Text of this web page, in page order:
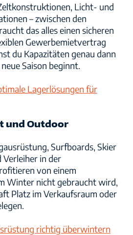
Licht- und
– zwischen den
das alles einen sicheren
Gewerbemietvertrag
du Kapazitäten genau dann
Saison beginnt.
Lagerlösungen für
und Outdoor
Surfboards, Skier
Verleiher in der
von einem
Winter nicht gebraucht wird,
Platz im Verkaufsraum oder
richtig überwintern